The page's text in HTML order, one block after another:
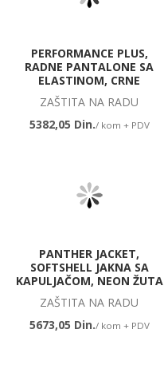
PERFORMANCE PLUS,
RADNE PANTALONE SA
ELASTINOM, CRNE
ZAŠTITA NA RADU
5382,05 Din./ kom + PDV
PANTHER JACKET,
SOFTSHELL JAKNA SA
KAPULJAČOM, NEON ŽUTA
ZAŠTITA NA RADU
5673,05 Din./ kom + PDV